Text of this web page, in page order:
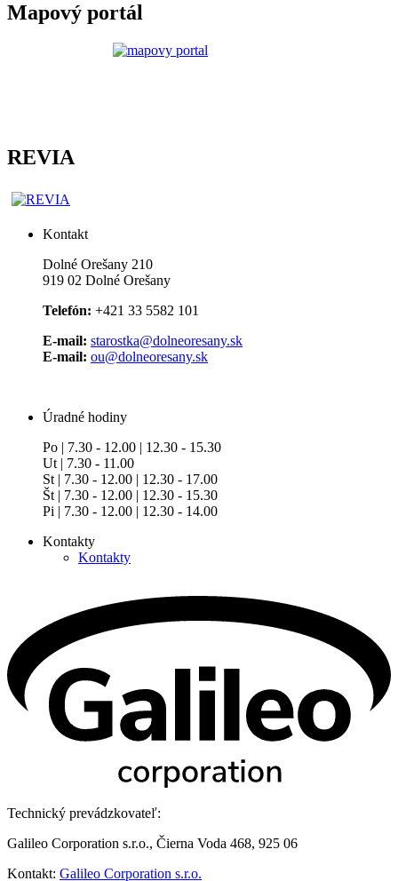
Mapový portál
REVIA
Kontakt
Dolné Orešany 210
919 02 Dolné Orešany
Telefón: +421 33 5582 101
E-mail: starostka@dolneoresany.sk
E-mail: ou@dolneoresany.sk
Úradné hodiny
Po | 7.30 - 12.00 | 12.30 - 15.30
Ut | 7.30 - 11.00
St | 7.30 - 12.00 | 12.30 - 17.00
Št | 7.30 - 12.00 | 12.30 - 15.30
Pi | 7.30 - 12.00 | 12.30 - 14.00
Kontakty
Kontakty
Technický prevádzkovateľ:
Galileo Corporation s.r.o., Čierna Voda 468, 925 06
Kontakt: Galileo Corporation s.r.o.